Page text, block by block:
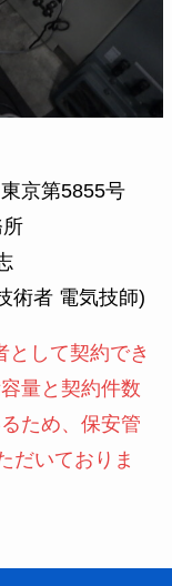
京第5855号
術者 電気技師)
して契約でき
量と契約件数
ため、保安管
だいておりま